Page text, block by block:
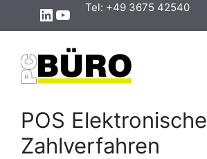
LinkedIn
YouTube
Tel: +49 3675 42540
POS Elektronische
Zahlverfahren